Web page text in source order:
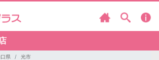
県
光市